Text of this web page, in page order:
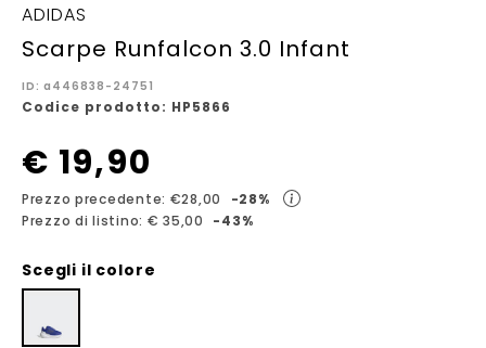
ADIDAS
Scarpe Runfalcon 3.0 Infant
ID: a446838-24751
Codice prodotto: HP5866
€ 19,90
Prezzo precedente: €28,00
-28%
Prezzo di listino: € 35,00
-43%
Scegli il colore